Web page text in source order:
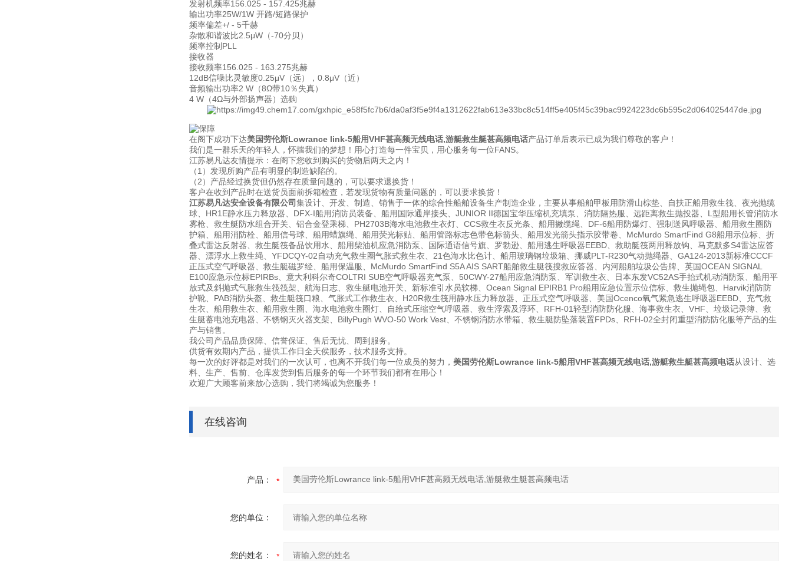
发射机频率156.025 - 157.425兆赫
输出功率25W/1W 开路/短路保护
频率偏差+/ - 5千赫
杂散和谐波比2.5μW（-70分贝）
频率控制PLL
接收器
接收频率156.025 - 163.275兆赫
12dB信噪比灵敏度0.25μV（远），0.8μV（近）
音频输出功率2 W（8Ω带10％失真）
4 W（4Ω与外部扬声器）选购
在阁下成功下达美国劳伦斯Lowrance link-5船用VHF甚高频无线电话,游艇救生艇甚高频电话产品订单后表示已成为我们尊敬的客户！
我们是一群乐天的年轻人，怀揣我们的梦想！用心打造每一件宝贝，用心服务每一位FANS。
江苏易凡达友情提示：在阁下您收到购买的货物后两天之内！
（1）发现所购产品有明显的制造缺陷的。
（2）产品经过换货但仍然存在质量问题的，可以要求退换货！
客户在收到产品时在送货员面前拆箱检查，若发现货物有质量问题的，可以要求换货！
江苏易凡达安全设备有限公司集设计、开发、制造、销售于一体的综合性船舶设备生产制造企业，主要从事船舶甲板用防滑山棕垫、自扶正船用救生筏、夜光抛缆
球、HR1E静水压力释放器、DFX-I船用消防员装备、船用国际通岸接头、JUNIOR II德国宝华压缩机充填泵、消防隔热服、远距离救生抛投器、L型船用长管消防水
雾枪、救生艇防水组合开关、铝合金登乘梯、PH2703B海水电池救生衣灯、CCS救生衣反光条、船用撇缆绳、DF-6船用防爆灯、强制送风呼吸器、船用救生圈防
护箱、船用消防栓、船用信号球、船用蜡旗绳、船用荧光标贴、船用管路标志色带色标箭头、船用发光箭头指示胶带卷、McMurdo SmartFind G8船用示位标、折
叠式雷达反射器、救生艇筏备品饮用水、船用柴油机应急消防泵、国际通语信号旗、罗勃逊、船用逃生呼吸器EEBD、救助艇筏两用释放钩、马克默多S4雷达应答
器、漂浮水上救生绳、YFDCQY-02自动充气救生圈气胀式救生衣、21色海水比色计、船用玻璃钢垃圾箱、挪威PLT-R230气动抛绳器、GA124-2013新标准CCCF
正压式空气呼吸器、救生艇磁罗经、船用保温服、McMurdo SmartFind S5A AIS SART船舶救生艇筏搜救应答器、内河船舶垃圾公告牌、英国OCEAN SIGNAL
E100应急示位标EPIRBs、意大利科尔奇COLTRI SUB空气呼吸器充气泵、50CWY-27船用应急消防泵、军训救生衣、日本东发VC52AS手抬式机动消防泵、船用平
放式及斜抛式气胀救生筏筏架、航海日志、救生艇电池开关、新标准引水员软梯、Ocean Signal EPIRB1 Pro船用应急位置示位信标、救生抛绳包、Harvik消防防
护靴、PAB消防头盔、救生艇筏口粮、气胀式工作救生衣、H20R救生筏用静水压力释放器、正压式空气呼吸器、美国Ocenco氧气紧急逃生呼吸器EEBD、充气救
生衣、船用救生衣、船用救生圈、海水电池救生圈灯、自给式压缩空气呼吸器、救生浮索及浮环、RFH-01轻型消防防化服、海事救生衣、VHF、垃圾记录簿、救
生艇蓄电池充电器、不锈钢灭火器支架、BillyPugh WVO-50 Work Vest、不锈钢消防水带箱、救生艇防坠落装置FPDs、RFH-02全封闭重型消防防化服等产品的生
产与销售。
我公司产品品质保障、信誉保证、售后无忧、周到服务。
供货有效期内产品，提供工作日全天侯服务，技术服务支持。
每一次的好评都是对我们的一次认可，也离不开我们每一位成员的努力， 美国劳伦斯Lowrance link-5船用VHF甚高频无线电话,游艇救生艇甚高频电话从设计、选
料、生产、售前、仓库发货到售后服务的每一个环节我们都有在用心！
欢迎广大顾客前来放心选购，我们将竭诚为您服务！
在线咨询
产品：
您的单位：
您的姓名：